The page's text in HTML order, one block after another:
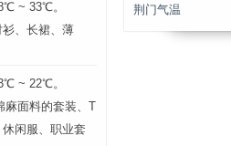
~ 33℃。
、长裙、薄
~ 22℃。
面料的套装、T
闲服、职业套
荆门气温